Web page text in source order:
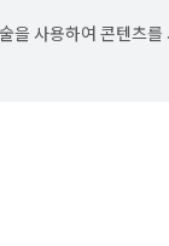
을 사용하여 콘텐츠